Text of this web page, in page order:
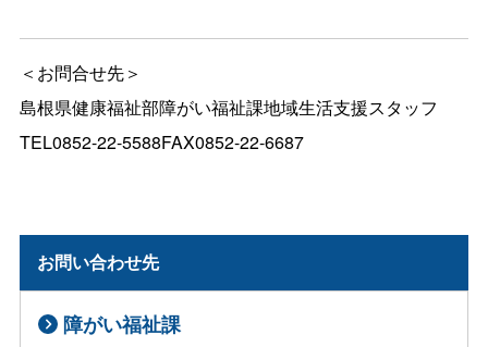
＜お問合せ先＞
島根県健康福祉部障がい福祉課地域生活支援スタッフ
TEL0852-22-5588FAX0852-22-6687
お問い合わせ先
障がい福祉課